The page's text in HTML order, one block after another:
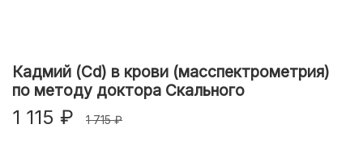
Кадмий (Cd) в крови (масспектрометрия)
по методу доктора Скального
1 115 ₽ 1 715 ₽